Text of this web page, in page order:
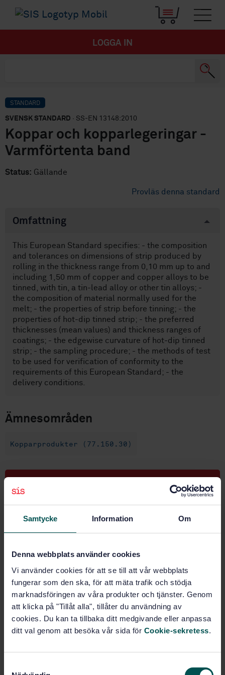
Samtycke Information Om
Denna webbplats använder cookies
Vi använder cookies för att se till att vår webbplats
fungerar som den ska, för att mäta trafik och stödja
marknadsföringen av våra produkter och tjänster. Genom
att klicka på "Tillåt alla", tillåter du användning av
cookies. Du kan ta tillbaka ditt medgivande eller anpassa
ditt val genom att besöka vår sida för Cookie-sekretess.
LOGGA IN
STANDARD
SVENSK STANDARD · SS-EN 13148:2010
Koppar och kopparlegeringar -
Varmförtenta band
Status: Gällande
Provläs denna standard
Omfattning
This European Standard specifies: - the composition
and tolerances on dimensions of strip produced by
rolling in the thickness range from 0,10 mm up to and
including 1,50 mm of copper and copper alloys to be
tinned, with tin, a tin-lead alloy or other tin alloys; -
the composition of material normally used for the
melt; - the properties of strip before tinning; - the
properties of hot-dip tinned strip; - the preferred
thicknesses (mean values) and thickness ranges of
coatings; - the edgewise curvature of hot-dip tinned
strip; - the sampling procedure; - the methods of test
to be used for verification of conformity to the
requirements of this European Standard; - the
delivery conditions.
Ämnesområden
Kopparprodukter (77.150.30)
STANDARD
SVENSK STANDARD · SS-EN 13148:2010
Koppar och kopparlegeringar - Varmförtenta band
Prenumerera på standarden - Läs mer
Pris:1 420 SEK
PDF
Lägg i varukorgen
Fler alternativ